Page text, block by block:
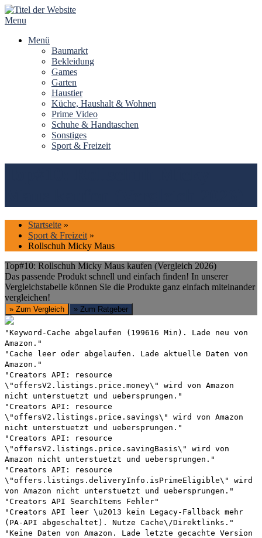
Skip
to
Menu
Menü
Baumarkt
Bekleidung
Games
Garten
Haustier
Küche, Haushalt & Wohnen
Prime Video
Schuhe & Handtaschen
Sonstiges
Sport & Freizeit
Startseite »
Sport & Freizeit »
Rollschuh Micky Maus
Top#10: Rollschuh Micky Maus kaufen (Vergleich 2026)
Das passende Produkt schnell und einfach finden! In unserer
Vergleichstabelle können Sie die Produkte ganz einfach miteinander
vergleichen!
» Zum Vergleich » Zum Ratgeber
"Keyword-Cache abgelaufen (199616 Min). Lade neu von
Amazon."
"Cache leer oder abgelaufen. Lade aktuelle Daten von
Amazon."
"Creators API: resource
\"offersV2.listings.price.money\" wird von Amazon
nicht unterstuetzt und uebersprungen."
"Creators API: resource
\"offersV2.listings.price.savings\" wird von Amazon
nicht unterstuetzt und uebersprungen."
"Creators API: resource
\"offersV2.listings.price.savingBasis\" wird von
Amazon nicht unterstuetzt und uebersprungen."
"Creators API: resource
\"offers.listings.deliveryInfo.isPrimeEligible\" wird
von Amazon nicht unterstuetzt und uebersprungen."
"Creators API SearchItems Fehler"
"Creators API leer \u2013 kein Legacy-Fallback mehr
(PA-API abgeschaltet). Nutze Cache\/Direktlinks."
"Keine Daten von Amazon. Lade letzte gecachte Version